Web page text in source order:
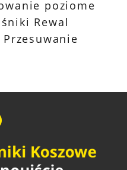
poziome
Rewal
Przesuwanie